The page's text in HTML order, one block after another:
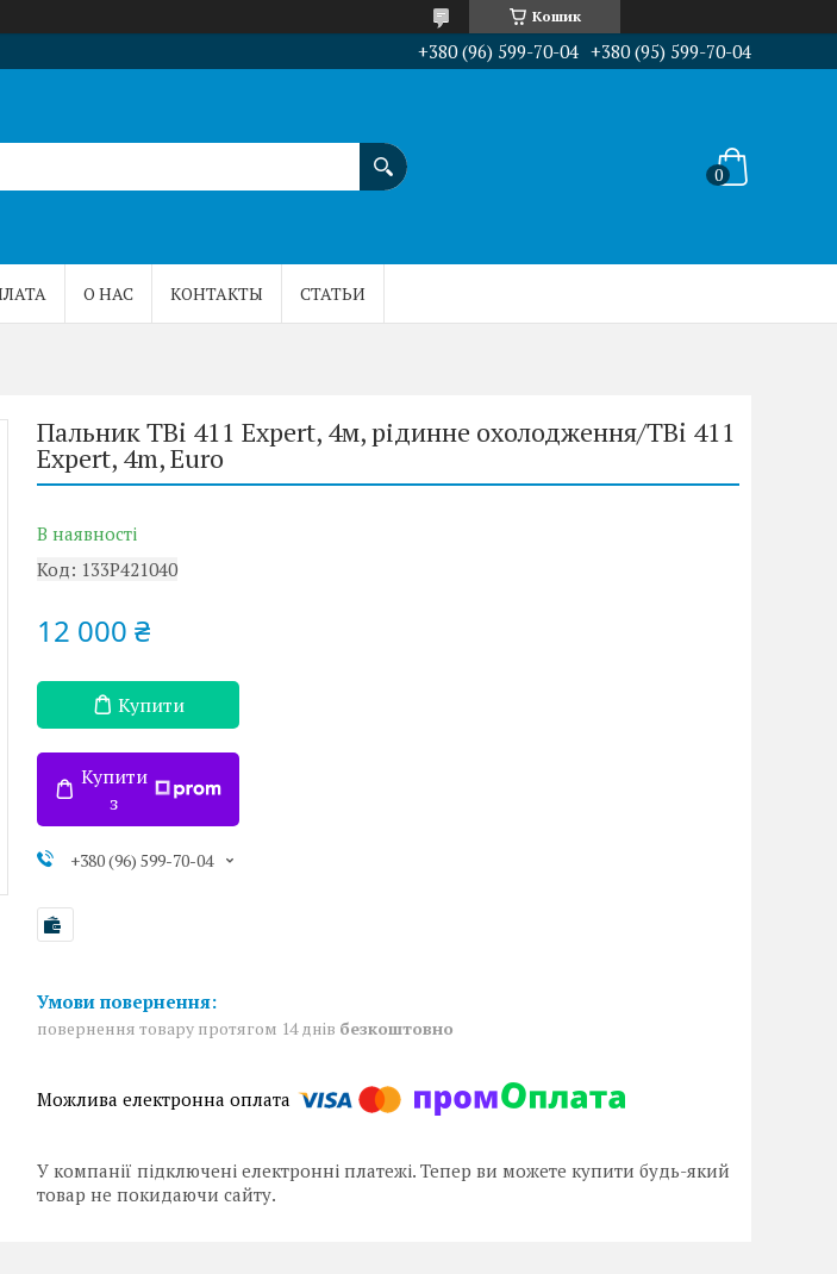
Кошик
+380 (96) 599-70-04 +380 (95) 599-70-04
О НАС КОНТАКТЫ СТАТЬИ
Пальник TBi 411 Expert, 4м, рідинне охолодження/TBi 411
Expert, 4m, Euro
В наявності
Код: 133P421040
12 000 ₴
Купити
Купити
з
+380 (96) 599-70-04
повернення товару протягом 14 днів безкоштовно
У компанії підключені електронні платежі. Тепер ви можете купити будь-який
товар не покидаючи сайту.